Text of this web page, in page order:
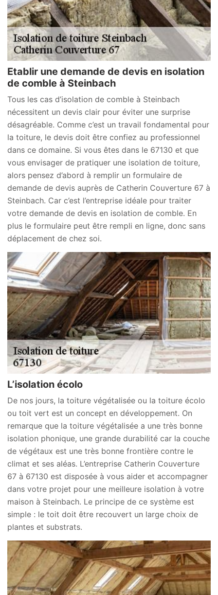
Etablir une demande de devis en isolation
de comble à Steinbach
Tous les cas d’isolation de comble à Steinbach
nécessitent un devis clair pour éviter une surprise
désagréable. Comme c’est un travail fondamental pour
la toiture, le devis doit être confiez au professionnel
dans ce domaine. Si vous êtes dans le 67130 et que
vous envisager de pratiquer une isolation de toiture,
alors pensez d’abord à remplir un formulaire de
demande de devis auprès de Catherin Couverture 67 à
Steinbach. Car c’est l’entreprise idéale pour traiter
votre demande de devis en isolation de comble. En
plus le formulaire peut être rempli en ligne, donc sans
déplacement de chez soi.
L’isolation écolo
De nos jours, la toiture végétalisée ou la toiture écolo
ou toit vert est un concept en développement. On
remarque que la toiture végétalisée a une très bonne
isolation phonique, une grande durabilité car la couche
de végétaux est une très bonne frontière contre le
climat et ses aléas. L’entreprise Catherin Couverture
67 à 67130 est disposée à vous aider et accompagner
dans votre projet pour une meilleure isolation à votre
maison à Steinbach. Le principe de ce système est
simple : le toit doit être recouvert un large choix de
plantes et substrats.